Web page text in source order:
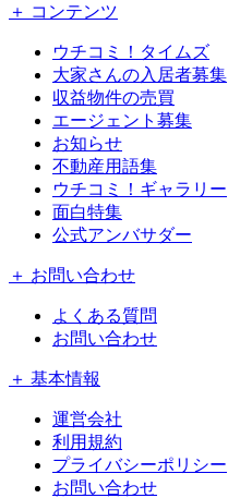
＋ コンテンツ
ウチコミ！タイムズ
大家さんの入居者募集
収益物件の売買
エージェント募集
お知らせ
不動産用語集
ウチコミ！ギャラリー
面白特集
公式アンバサダー
＋ お問い合わせ
よくある質問
お問い合わせ
＋ 基本情報
運営会社
利用規約
プライバシーポリシー
お問い合わせ